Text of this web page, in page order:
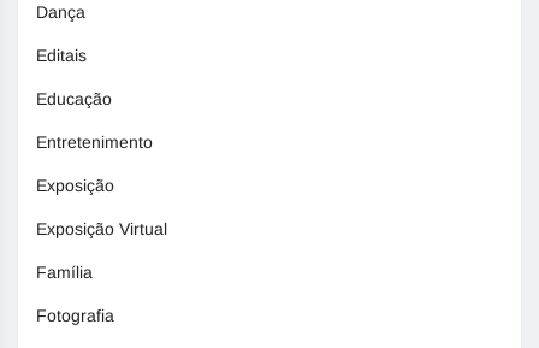
Dança
Editais
Educação
Entretenimento
Exposição
Exposição Virtual
Família
Fotografia